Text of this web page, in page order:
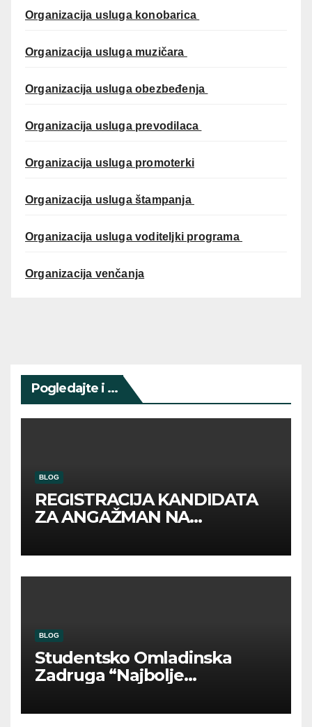
Organizacija usluga konobarica
Organizacija usluga muzičara
Organizacija usluga obezbeđenja
Organizacija usluga prevodilaca
Organizacija usluga promoterki
Organizacija usluga štampanja
Organizacija usluga voditeljki programa
Organizacija venčanja
Pogledajte i ...
BLOG
REGISTRACIJA KANDIDATA
ZA ANGAŽMAN NA
BLOG
Studentsko Omladinska
Zadruga “Najbolje